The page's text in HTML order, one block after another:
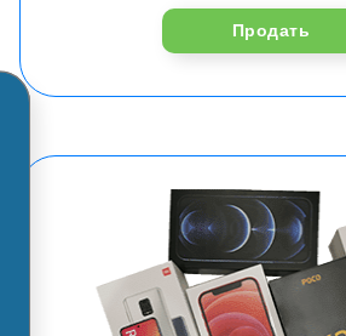
Продать